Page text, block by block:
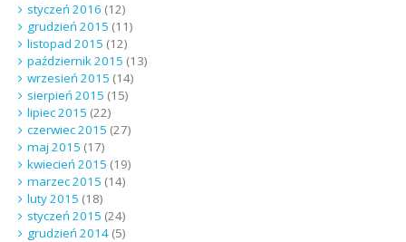
styczeń 2016 (12)
grudzień 2015 (11)
listopad 2015 (12)
październik 2015 (13)
wrzesień 2015 (14)
sierpień 2015 (15)
lipiec 2015 (22)
czerwiec 2015 (27)
maj 2015 (17)
kwiecień 2015 (19)
marzec 2015 (14)
luty 2015 (18)
styczeń 2015 (24)
grudzień 2014(5)